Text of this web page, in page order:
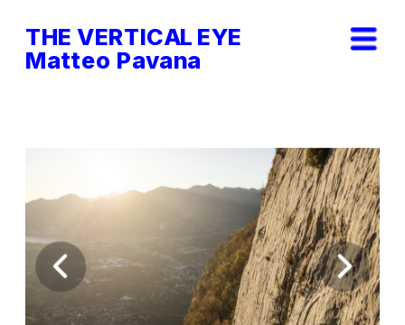
THE VERTICAL EYE
Matteo Pavana